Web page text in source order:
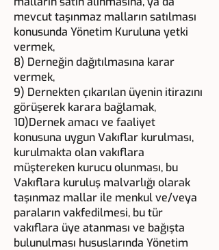
mevcut taşınmaz malların satılması
konusunda Yönetim Kuruluna yetki
vermek,
8) Derneğin dağıtılmasına karar
vermek,
9) Dernekten çıkarılan üyenin itirazını
görüşerek karara bağlamak,
10)Dernek amacı ve faaliyet
konusuna uygun Vakıflar kurulması,
kurulmakta olan vakıflara
müştereken kurucu olunması, bu
Vakıflara kuruluş malvarlığı olarak
taşınmaz mallar ile menkul ve/veya
paraların vakfedilmesi, bu tür
vakıflara üye atanması ve bağışta
bulunulması hususlarında Yönetim